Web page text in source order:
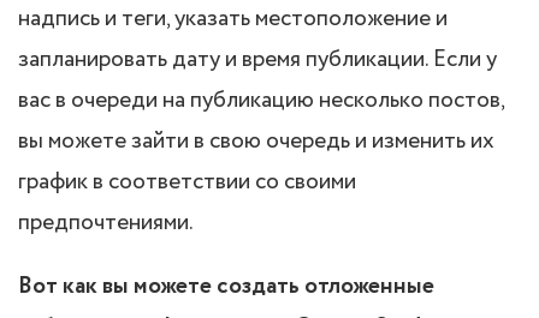
надпись и теги, указать местоположение и
запланировать дату и время публикации. Если у
вас в очереди на публикацию несколько постов,
вы можете зайти в свою очередь и изменить их
график в соответствии со своими
предпочтениями.
Вот как вы можете создать отложенные